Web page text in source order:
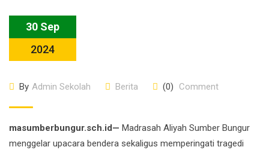
30 Sep
2024
By Admin Sekolah Berita (0) Comment
masumberbungur.sch.id— Madrasah Aliyah Sumber Bungur
menggelar upacara bendera sekaligus memperingati tragedi